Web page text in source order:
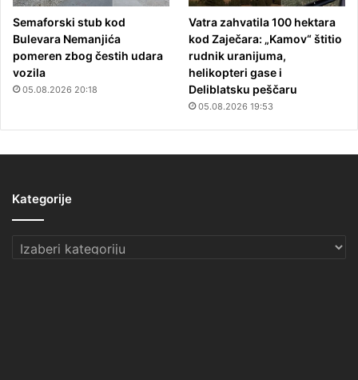
Semaforski stub kod
Bulevara Nemanjića
pomeren zbog čestih udara
vozila
05.08.2026 20:18
Vatra zahvatila 100 hektara
kod Zaječara: „Kamov“ štitio
rudnik uranijuma,
helikopteri gase i
Deliblatsku peščaru
05.08.2026 19:53
Kategorije
Kategorije